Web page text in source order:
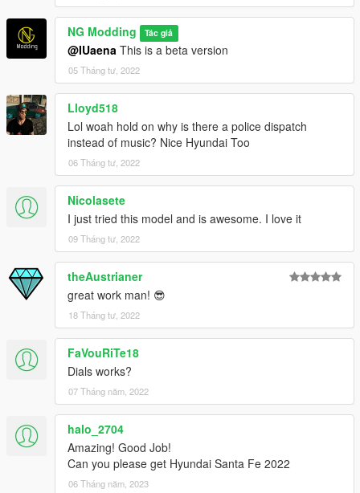
NG Modding Tác giả
@IUaena This is a beta version
05 Tháng tư, 2022
Lloyd518
Lol woah hold on why is there a police dispatch
instead of music? Nice Hyundai Too
06 Tháng tư, 2022
Nicolasete
I just tried this model and is awesome. I love it
09 Tháng tư, 2022
theAustrianer
great work man! 😎
18 Tháng tư, 2022
FaVouRiTe18
Dials works?
07 Tháng năm, 2022
halo_2704
Amazing! Good Job!
Can you please get Hyundai Santa Fe 2022
06 Tháng năm, 2023